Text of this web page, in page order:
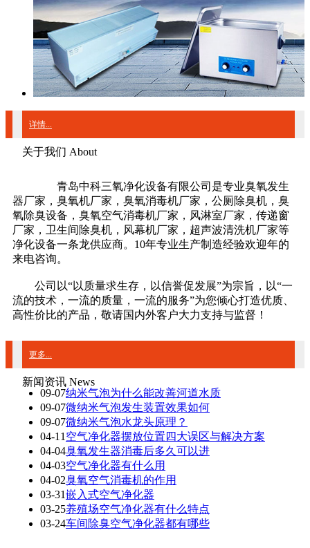
详情...
关于我们 About
青岛中科三氧净化设备有限公司是专业臭氧发生
器厂家，臭氧机厂家，臭氧消毒机厂家，公厕除臭机，臭
氧除臭设备，臭氧空气消毒机厂家，风淋室厂家，传递窗
厂家，卫生间除臭机，风幕机厂家，超声波清洗机厂家等
净化设备一条龙供应商。10年专业生产制造经验欢迎年的
来电咨询。
公司以“以质量求生存，以信誉促发展”为宗旨，以“一
流的技术，一流的质量，一流的服务”为您倾心打造优质、
高性价比的产品，敬请国内外客户大力支持与监督！
更多...
新闻资讯 News
09-07纳米气泡为什么能改善河道水质
09-07微纳米气泡发生装置效果如何
09-07微纳米气泡水龙头原理？
04-11 空气净化器摆放位置四大误区与解决方案
04-04臭氧发生器消毒后多久可以进
04-03空气净化器有什么用
04-02臭氧空气消毒机的作用
03-31嵌入式空气净化器
03-25养殖场空气净化器有什么特点
03-24车间除臭空气净化器都有哪些